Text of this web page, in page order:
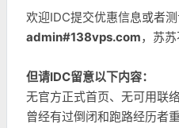
欢迎IDC提交优惠信息或者
admin#138vps.com，苏
但请IDC留意以下内容：
无官方正式首页、无可用联
曾经有过倒闭和跑路经历者